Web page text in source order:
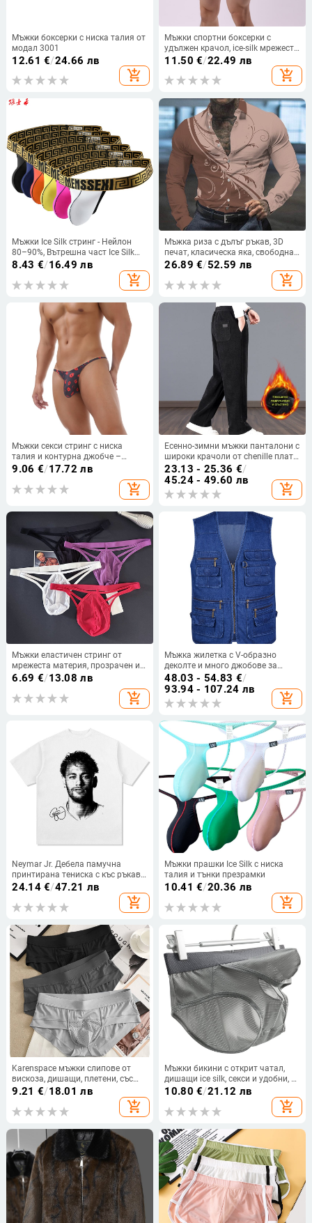
Мъжки боксерки с ниска талия от
модал 3001
12.61 €/24.66 лв
add_shopping_cart
Мъжки спортни боксерки с
удължен крачол, ice-silk мрежеста
материя, дишащи за бягане,
11.50 €/22.49 лв
add_shopping_cart
Мъжки Ice Silk стринг - Нейлон
80–90%, Вътрешна част Ice Silk
80–90%, Ниска талия, Едноцветен
8.43 €/16.49 лв
add_shopping_cart
Мъжка риза с дълъг ръкав, 3D
печат, класическа яка, свободна
кройка, 90% полиестер
26.89 €/52.59 лв
add_shopping_cart
Мъжки секси стринг с ниска
талия и контурна джобче –
найлон
9.06 €/17.72 лв
add_shopping_cart
Есенно-зимни мъжки панталони с
широки крачоли от chenille плат,
подплатени и дебели, за
ежедневна употреба
23.13 - 25.36 €/
45.24 - 49.60 лв
add_shopping_cart
Мъжки еластичен стринг от
мрежеста материя, прозрачен и
дишащ, модел 8877
6.69 €/13.08 лв
add_shopping_cart
Мъжка жилетка с V-образно
деколте и много джобове за
свободното време на открито за
средна и по-възрастни хора,
мъжка жилетка за риболов,
дънкова жилетка
48.03 - 54.83 €/
93.94 - 107.24 лв
add_shopping_cart
Neymar Jr. Дебела памучна
принтирана тениска с къс ръкав,
кръгло деколте, американски
24.14€/47.21 лв
add_shopping_cart
Мъжки прашки Ice Silk с ниска
талия и тънки презрамки
10.41 €/20.36 лв
add_shopping_cart
Karenspace мъжки слипове от
вискоза, дишащи, плетени, със
средно висока талия
9.21 €/18.01 лв
add_shopping_cart
Мъжки бикини с открит чатал,
дишащи ice silk, секси и удобни, с
отделен джоб
10.80 €/21.12 лв
add_shopping_cart